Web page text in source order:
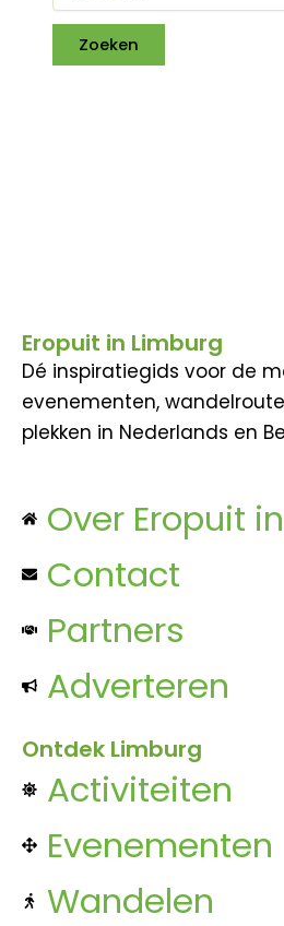
Eropuit in Limburg
Dé inspiratiegids voor de
evenementen,
plekken in Nederlands en
Over Eropuit
Contact
Partners
Adverteren
Ontdek Limburg
Activiteiten
Evenementen
Wandelen